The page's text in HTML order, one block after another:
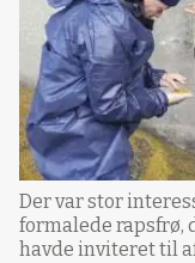
Der var stor
formalede rapsfrø,
havde inviteret til